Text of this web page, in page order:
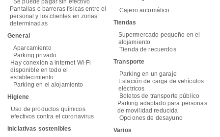
Se puede pagar sin efectivo
Pantallas o barreras físicas entre el
personal y los clientes en zonas
determinadas
General
Aparcamiento
Parking privado
Hay conexión a internet Wi-Fi
disponible en todo el
establecimiento
Parking en el alojamiento
Higiene
Uso de productos químicos
efectivos contra el coronavirus
Iniciativas sostenibles
Cajero automático
Tiendas
Supermercado pequeño en el
alojamiento
Tienda de recuerdos
Transporte
Parking en un garaje
Estación de carga de vehículos
eléctricos
Boletos de transporte público
Parking adaptado para personas
de movilidad reducida
Opciones de desayuno
Varios